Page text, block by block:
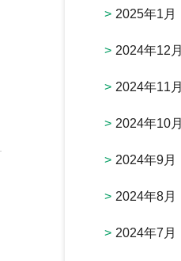
2025年1月
2024年12月
2024年11月
2024年10月
2024年9月
2024年8月
2024年7月